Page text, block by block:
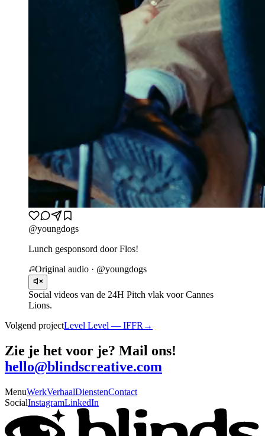
@youngdogs
Lunch gesponsord door Flos!
Original audio · @youngdogs
Social videos van de 24H Pitch vlak voor Cannes
Lions.
Volgend projectLevel Level — IFFR →
Zie je het voor je? Mail ons!
hello@blindscreative.com
MenuWerkVerhaalDienstenContact
SocialInstagramLinkedIn